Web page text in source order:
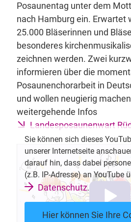
Posaunentag unter dem
nach Hamburg ein. Erwartet
25.000 Bläserinnen und
besonderes
zeichnen werden. Zwei
informieren über die
Posaunenchorarbeit in
und wollen neugierig
weitergehende Infos
Landesposaunenwart
Sie können sich dieses
unserer Internetseite
darauf hin, dass dabei
(z.B. IP-Adresse) an YouTube
Datenschutz.
Hier können Sie Ihre